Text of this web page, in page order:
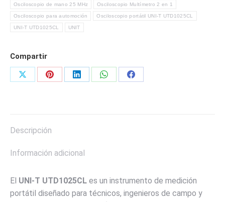
Osciloscopio de mano 25 MHz Osciloscopio Multímetro 2 en 1
Osciloscopio para automoción Osciloscopio portátil UNI-T UTD1025CL
UNI-T UTD1025CL UNIT
Compartir
Share
Share
Share
Share
Share
Descripción
Información adicional
El UNI-T UTD1025CL es un instrumento de medición
portátil diseñado para técnicos, ingenieros de campo y